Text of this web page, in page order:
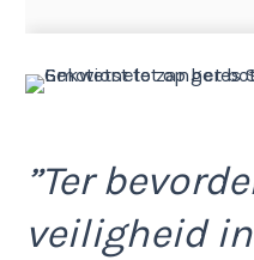
”Ter
veiligheid